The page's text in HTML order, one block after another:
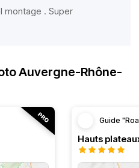
montage . Super
Auvergne-Rhône-
Guide
Hauts